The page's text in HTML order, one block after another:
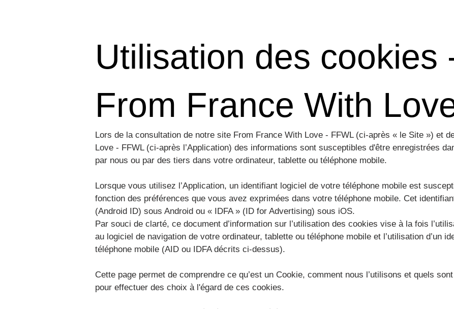
Utilisation des cookies
From France With
Lors de la consultation de notre site From France With Love - FFWL (ci-après « le Site ») et
Love - FFWL (ci-après l’Application) des informations sont susceptibles d'être enregistrées
par nous ou par des tiers dans votre ordinateur, tablette ou téléphone mobile.
Lorsque vous utilisez l’Application, un identifiant logiciel de votre téléphone mobile est
fonction des préférences que vous avez exprimées dans votre téléphone mobile. Cet
(Android ID) sous Android ou « IDFA » (ID for Advertising) sous iOS.
Par souci de clarté, ce document d’information sur l’utilisation des cookies vise à la fois
au logiciel de navigation de votre ordinateur, tablette ou téléphone mobile et l’utilisation d’un
téléphone mobile (AID ou IDFA décrits ci-dessus).
Cette page permet de comprendre ce qu’est un Cookie, comment nous l’utilisons et quels
pour effectuer des choix à l'égard de ces cookies.